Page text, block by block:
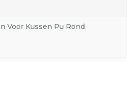
Voor Kussen Pu Rond